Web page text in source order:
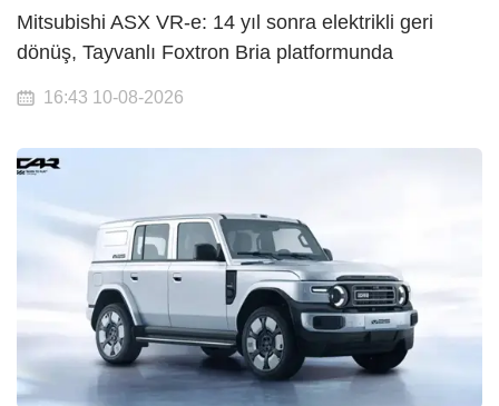
Mitsubishi ASX VR-e: 14 yıl sonra elektrikli geri
dönüş, Tayvanlı Foxtron Bria platformunda
16:43 10-08-2026